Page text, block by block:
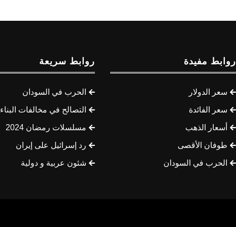
روابط مفيدة
سعر الدولار
سعر الفائدة
أسعار الذهب
طوفان الأقصى
الحرب في السودان
روابط سريعة
الحرب في السودان
التصالح في مخالفات البناء
مسلسلات رمضان 2024
رد إسرائيل على إيران
شئون عربية و دولية